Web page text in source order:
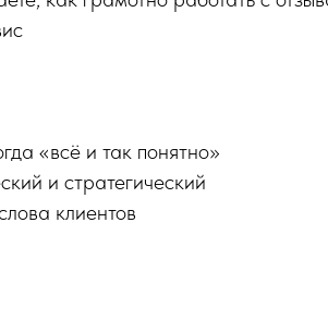
«всё и так понятно»
и стратегический
клиентов